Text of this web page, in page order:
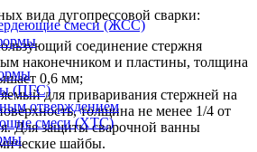
смеси (ЖСС)
(ПГС)
отверждением
смеси (ХТС)
вида дугопрессовой сварки:
соединение стержня
наконечником и пластины, толщина
0,6 мм;
для приваривания стержней на
толщина не менее 1/4 от
Для защиты сварочной ванны
шайбы.